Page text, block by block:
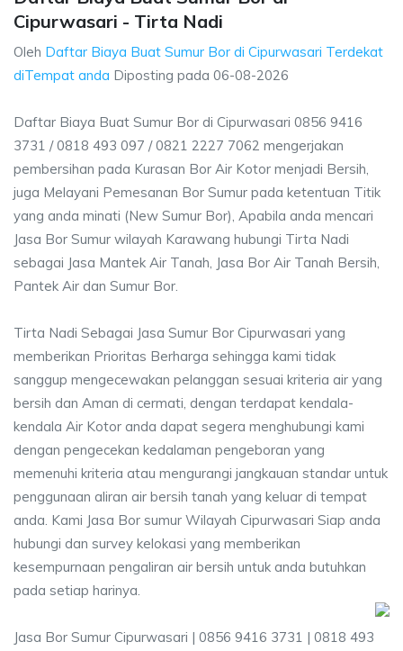
Cipurwasari - Tirta Nadi
Oleh Daftar Biaya Buat Sumur Bor di Cipurwasari Terdekat
diTempat anda Diposting pada 06-08-2026
Daftar Biaya Buat Sumur Bor di Cipurwasari 0856 9416
3731 / 0818 493 097 / 0821 2227 7062 mengerjakan
pembersihan pada Kurasan Bor Air Kotor menjadi Bersih,
juga Melayani Pemesanan Bor Sumur pada ketentuan Titik
yang anda minati (New Sumur Bor), Apabila anda mencari
Jasa Bor Sumur wilayah Karawang hubungi Tirta Nadi
sebagai Jasa Mantek Air Tanah, Jasa Bor Air Tanah Bersih,
Pantek Air dan Sumur Bor.
Tirta Nadi Sebagai Jasa Sumur Bor Cipurwasari yang
memberikan Prioritas Berharga sehingga kami tidak
sanggup mengecewakan pelanggan sesuai kriteria air yang
bersih dan Aman di cermati, dengan terdapat kendala-
kendala Air Kotor anda dapat segera menghubungi kami
dengan pengecekan kedalaman pengeboran yang
memenuhi kriteria atau mengurangi jangkauan standar untuk
penggunaan aliran air bersih tanah yang keluar di tempat
anda. Kami Jasa Bor sumur Wilayah Cipurwasari Siap anda
hubungi dan survey kelokasi yang memberikan
kesempurnaan pengaliran air bersih untuk anda butuhkan
pada setiap harinya.
Jasa Bor Sumur Cipurwasari | 0856 9416 3731 | 0818 493